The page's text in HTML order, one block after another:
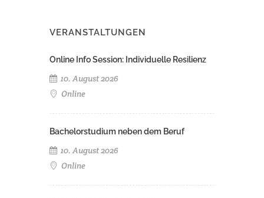
VERANSTALTUNGEN
Online Info Session: Individuelle Resilienz
10. August 2026
Online
Bachelorstudium neben dem Beruf
10. August 2026
Online